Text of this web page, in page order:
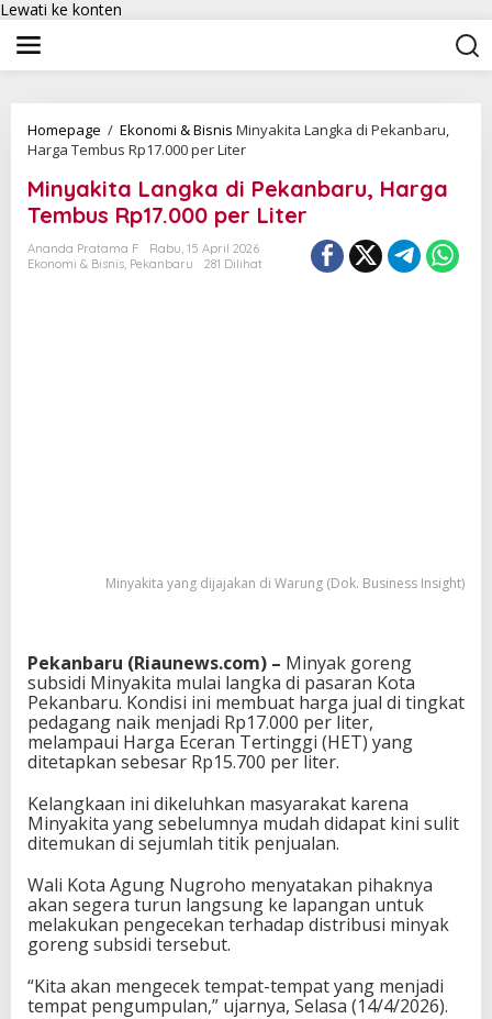
Lewati ke konten
Homepage / Ekonomi & Bisnis Minyakita Langka di Pekanbaru,
Harga Tembus Rp17.000 per Liter
Minyakita Langka di Pekanbaru, Harga
Tembus Rp17.000 per Liter
Ananda Pratama F
Rabu, 15 April 2026
Ekonomi & Bisnis, Pekanbaru 281 Dilihat
Minyakita yang dijajakan di Warung (Dok. Business Insight)
Pekanbaru (Riaunews.com) – Minyak goreng
subsidi Minyakita mulai langka di pasaran Kota
Pekanbaru. Kondisi ini membuat harga jual di tingkat
pedagang naik menjadi Rp17.000 per liter,
melampaui Harga Eceran Tertinggi (HET) yang
ditetapkan sebesar Rp15.700 per liter.
Kelangkaan ini dikeluhkan masyarakat karena
Minyakita yang sebelumnya mudah didapat kini sulit
ditemukan di sejumlah titik penjualan.
Wali Kota Agung Nugroho menyatakan pihaknya
akan segera turun langsung ke lapangan untuk
melakukan pengecekan terhadap distribusi minyak
goreng subsidi tersebut.
“Kita akan mengecek tempat-tempat yang menjadi
tempat pengumpulan,” ujarnya, Selasa (14/4/2026).